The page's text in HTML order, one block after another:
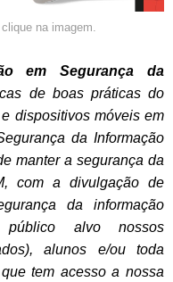
na imagem.
em Segurança da
de boas práticas do
dispositivos móveis em
da Informação
manter a segurança da
com a divulgação de
da informação
público alvo nossos
alunos e/ou toda
tem acesso a nossa